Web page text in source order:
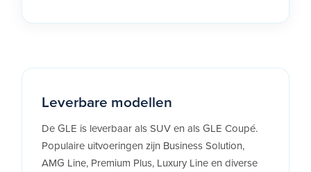
Leverbare modellen
De GLE is leverbaar als SUV en als GLE Coupé.
Populaire uitvoeringen zijn Business Solution,
AMG Line, Premium Plus, Luxury Line en diverse